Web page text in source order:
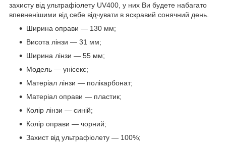
захисту від ультрафіолету UV400, у них Ви будете набагато
впевненішими від себе відчувати в яскравий сонячний день.
Ширина оправи — 130 мм;
Висота лінзи — 31 мм;
Ширина лінзи — 55 мм;
Модель — унісекс;
Матеріал лінзи — полікарбонат;
Матеріал оправи — пластик;
Колір лінзи — синій;
Колір оправи — чорний;
Захист від ультрафіолету — 100%;